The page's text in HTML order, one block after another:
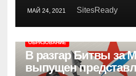
МАЙ 24, 2021 SitesReady
ОБРАЗОВАНИЕ
В разгар Битвы за
выпущен